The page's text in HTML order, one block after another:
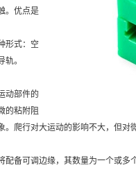
。优点是
形式：空
。
动部件的
的粘附阻
爬行对大运动的影响不大，但对
备可调边缘，其数量为一个或